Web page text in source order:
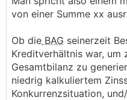
von einer Summe xx
Ob die BAG seinerzeit
Kreditverhältnis war, um
Gesamtbilanz zu
niedrig kalkuliertem
Konkurrenzsituation,